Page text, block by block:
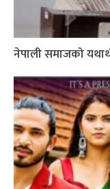
नेपाली समाजको